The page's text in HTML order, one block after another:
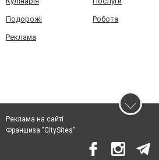
Подорожі Робота
Реклама
Реклама на сайті
Франшиза "CitySites"